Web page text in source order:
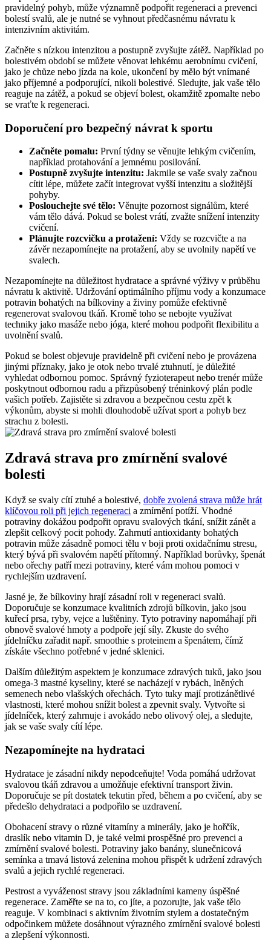
pravidelný pohyb, může významně podpořit regeneraci a prevenci
bolestí svalů, ale je nutné se vyhnout předčasnému návratu k
intenzivním aktivitám.
Začněte s nízkou intenzitou a postupně zvyšujte zátěž. Například po
bolestivém období se můžete věnovat lehkému aerobnímu cvičení,
jako je chůze nebo jízda na kole, ukončení by mělo být vnímané
jako příjemné a podporující, nikoli bolestivé. Sledujte, jak vaše tělo
reaguje na zátěž, a pokud se objeví bolest, okamžitě zpomalte nebo
se vraťte k regeneraci.
Doporučení pro bezpečný návrat k sportu
Začněte pomalu: První týdny se věnujte lehkým cvičením,
například protahování a jemnému posilování.
Postupně zvyšujte intenzitu: Jakmile se vaše svaly začnou
cítit lépe, můžete začít integrovat vyšší intenzitu a složitější
pohyby.
Poslouchejte své tělo: Věnujte pozornost signálům, které
vám tělo dává. Pokud se bolest vrátí, zvažte snížení intenzity
cvičení.
Plánujte rozcvičku a protažení: Vždy se rozcvičte a na
závěr nezapomínejte na protažení, aby se uvolnily napětí ve
svalech.
Nezapomínejte na důležitost hydratace a správné výživy v průběhu
návratu k aktivitě. Udržování optimálního příjmu vody a konzumace
potravin bohatých na bílkoviny a živiny pomůže efektivně
regenerovat svalovou tkáň. Kromě toho se nebojte využívat
techniky jako masáže nebo jóga, které mohou podpořit flexibilitu a
uvolnění svalů.
Pokud se bolest objevuje pravidelně při cvičení nebo je provázena
jinými příznaky, jako je otok nebo trvalé ztuhnutí, je důležité
vyhledat odbornou pomoc. Správný fyzioterapeut nebo trenér může
poskytnout odbornou radu a přizpůsobený tréninkový plán podle
vašich potřeb. Zajistěte si zdravou a bezpečnou cestu zpět k
výkonům, abyste si mohli dlouhodobě užívat sport a pohyb bez
strachu z bolesti.
Zdravá strava pro zmírnění svalové
bolesti
Když se svaly cítí ztuhé a bolestivé, dobře zvolená strava může hrát
klíčovou roli při jejich regeneraci a zmírnění potíží. Vhodné
potraviny dokážou podpořit opravu svalových tkání, snížit zánět a
zlepšit celkový pocit pohody. Zahrnutí antioxidanty bohatých
potravin může zásadně pomoci tělu v boji proti oxidačnímu stresu,
který bývá při svalovém napětí přítomný. Například borůvky, špenát
nebo ořechy patří mezi potraviny, které vám mohou pomoci v
rychlejším uzdravení.
Jasné je, že bílkoviny hrají zásadní roli v regeneraci svalů.
Doporučuje se konzumace kvalitních zdrojů bílkovin, jako jsou
kuřecí prsa, ryby, vejce a luštěniny. Tyto potraviny napomáhají při
obnově svalové hmoty a podpoře její síly. Zkuste do svého
jídelníčku zařadit např. smoothie s proteinem a špenátem, čímž
získáte všechno potřebné v jedné sklenici.
Dalším důležitým aspektem je konzumace zdravých tuků, jako jsou
omega-3 mastné kyseliny, které se nacházejí v rybách, lněných
semenech nebo vlašských ořechách. Tyto tuky mají protizánětlivé
vlastnosti, které mohou snížit bolest a zpevnit svaly. Vytvořte si
jídelníček, který zahrnuje i avokádo nebo olivový olej, a sledujte,
jak se vaše svaly cítí lépe.
Nezapomínejte na hydrataci
Hydratace je zásadní nikdy nepodceňujte! Voda pomáhá udržovat
svalovou tkáň zdravou a umožňuje efektivní transport živin.
Doporučuje se pít dostatek tekutin před, během a po cvičení, aby se
předešlo dehydrataci a podpořilo se uzdravení.
Obohacení stravy o různé vitamíny a minerály, jako je hořčík,
draslík nebo vitamin D, je také velmi prospěšné pro prevenci a
zmírnění svalové bolesti. Potraviny jako banány, slunečnicová
semínka a tmavá listová zelenina mohou přispět k udržení zdravých
svalů a jejich rychlé regeneraci.
Pestrost a vyváženost stravy jsou základními kameny úspěšné
regenerace. Zaměřte se na to, co jíte, a pozorujte, jak vaše tělo
reaguje. V kombinaci s aktivním životním stylem a dostatečným
odpočinkem můžete dosáhnout výrazného zmírnění svalové bolesti
a zlepšení výkonnosti.